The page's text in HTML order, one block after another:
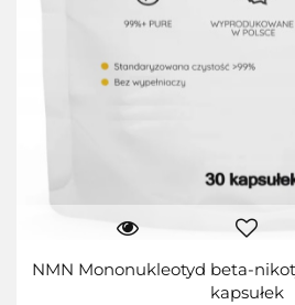
NMN Mononukleotyd beta-
kapsułek